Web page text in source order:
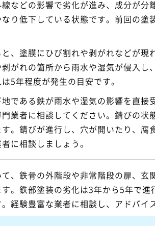
などの影響で劣化が進み、成分が
り低下している状態です。前回の
、塗膜にひび割れや剥がれなどが現
がれの箇所から雨水や湿気が侵入
5年程度が発生の目安です。
である鉄が雨水や湿気の影響を直接
業者に相談してください。錆びの
。錆びが進行し、穴が開いたり、
に相談しましょう。
、鉄骨の外階段や非常階段の扉、
。鉄部塗装の劣化は3年から5年で
経験豊富な業者に相談し、アドバイ